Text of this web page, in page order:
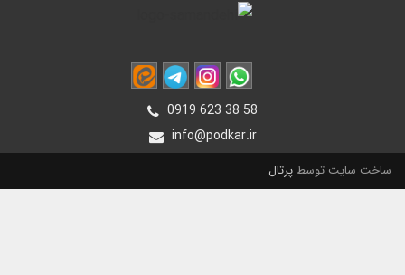
0919 623 38 58
info@podkar.ir
ساخت سایت توسطپرتال